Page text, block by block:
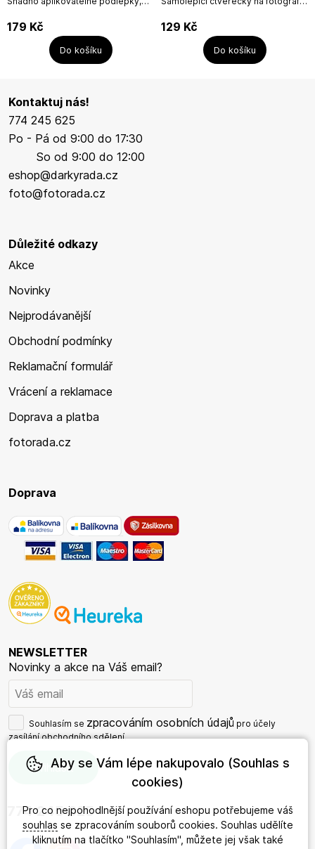
fotografie v albumu na spoustu
let.Roller má v sobě permanentní
pásku 12m....
179 Kč
Do košíku
fotoalb na růžky.Podlepky
upotřebíte k nalepení fotografií a...
129 Kč
Do košíku
Kontaktuj nás!
774 245 625
Po - Pá od 9:00 do 17:30
So od 9:00 do 12:00
eshop@darkyrada.cz
foto@fotorada.cz
Důležité odkazy
Akce
Novinky
Nejprodávanější
Obchodní podmínky
Reklamační formulář
Vrácení a reklamace
Doprava a platba
fotorada.cz
Doprava
NEWSLETTER
Novinky a akce na Váš email?
Souhlasím se zpracováním osobních údajů pro účely
zasílání obchodního sdělení.
774 245 625
Aby se Vám lépe nakupovalo (Souhlas s
cookies)
Pro co nejpohodlnější používání eshopu potřebujeme váš
souhlas se zpracováním souborů cookies. Souhlas udělíte
kliknutím na tlačítko "Souhlasím", můžete jej však také